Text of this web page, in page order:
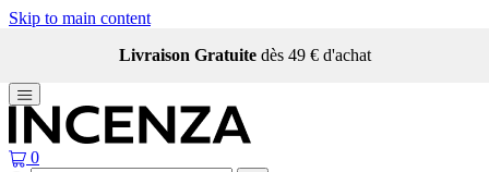
Skip to main content
Livraison Gratuite dès 49 € d'achat
0